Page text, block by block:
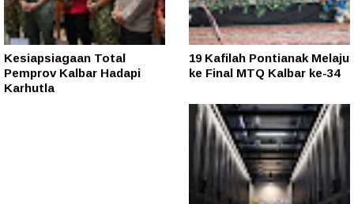
Kesiapsiagaan Total
Pemprov Kalbar Hadapi
Karhutla
19 Kafilah Pontianak Melaju
ke Final MTQ Kalbar ke-34